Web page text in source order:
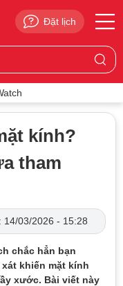
Đặt lịch
kính?
tham
14/03/2026 - 15:28
chắc hẳn bạn
khiến mặt kính
xước. Bài viết này